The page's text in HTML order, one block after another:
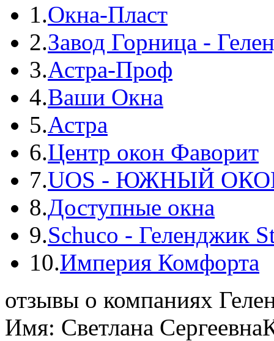
1.Окна-Пласт
2.Завод Горница -
3.Астра-Проф
4.Ваши Окна
5.Астра
6.Центр окон Фаворит
7.UOS - ЮЖНЫЙ
8.Доступные окна
9.Schuco - Геленджик
10.Империя Комфорта
отзывы о компаниях
Имя: Светлана Сергеевна